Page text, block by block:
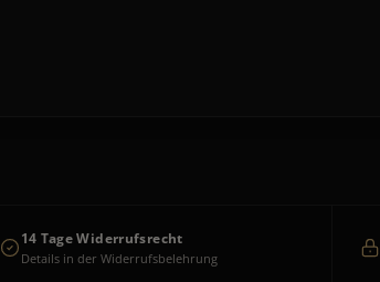
14 Tage Widerrufsrecht
Details in der Widerrufsbelehrung